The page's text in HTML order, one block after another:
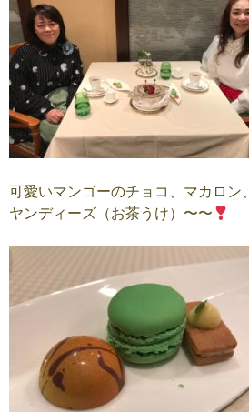
可愛いマンゴーのチョコ、マカロン
ヤンディーズ（お茶うけ）〜〜